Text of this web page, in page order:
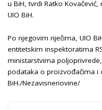
u BiH, tvrdi Ratko
UIO BiH.
Po njegovim riječima, UIO
entitetskim inspektoratima
ministarstvima
podataka o proizvođačima i
BiH./Nezavisnenovine/